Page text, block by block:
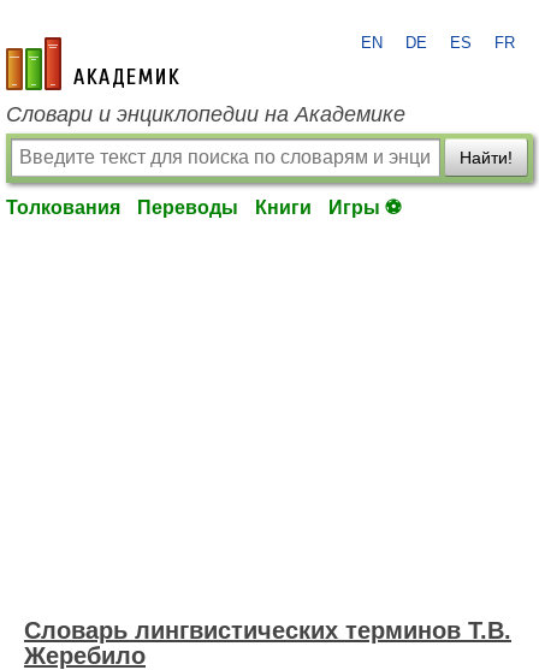
academic.ru
EN DE ES FR
Словари и энциклопедии на Академике
Найти!
Толкования Переводы Книги Игры ⚽
Словарь лингвистических терминов Т.В.
Жеребило